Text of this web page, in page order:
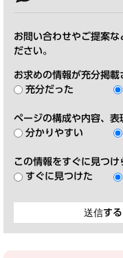
お問い合わせやご提案
ださい。
お求めの情報が充分掲載
充分だった
ページの構成や内容、表
分かりやすい
この情報をすぐに見つけ
すぐに見つけた